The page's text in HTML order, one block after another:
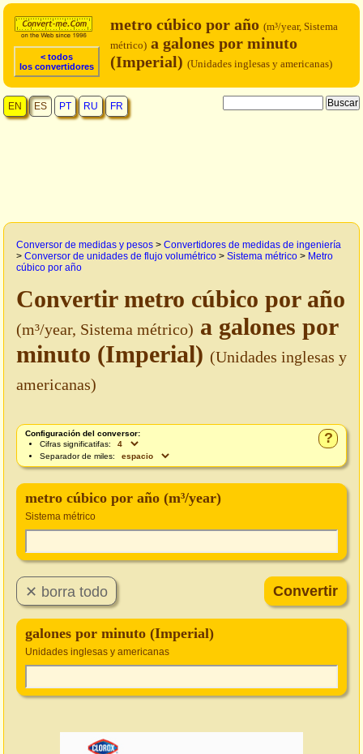
< todos
los convertidores
metro cúbico por año (m³/year, Sistema
métrico) a galones por minuto
(Imperial) (Unidades inglesas y americanas)
EN ES PT RU FR
Conversor de medidas y pesos > Convertidores de medidas de ingeniería
> Conversor de unidades de flujo volumétrico > Sistema métrico > Metro
cúbico por año
Convertir metro cúbico por año
(m³/year, Sistema métrico) a galones por
minuto (Imperial) (Unidades inglesas y
americanas)
?
Configuración del conversor:
Cifras significatifas:
Separador de miles:
metro cúbico por año (m³/year)
Sistema métrico
galones por minuto (Imperial)
Unidades inglesas y americanas